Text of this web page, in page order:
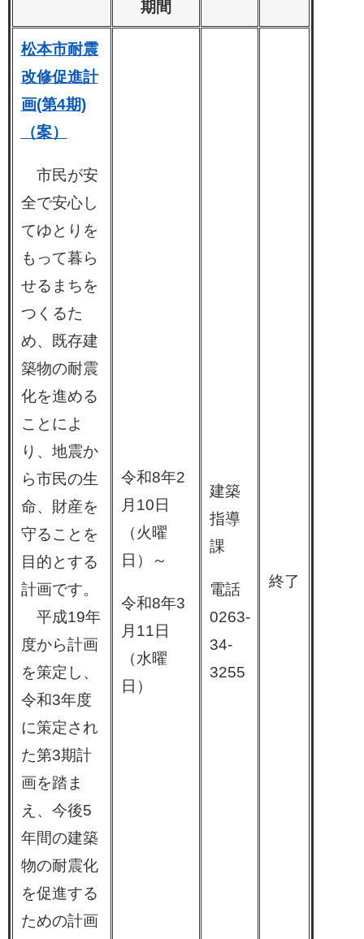
期間
松本市耐震
改修促進計
画(第4期)
（案）
市民が安
全で安心し
てゆとりを
もって暮ら
せるまちを
つくるた
め、既存建
築物の耐震
化を進める
ことによ
り、地震か
ら市民の生
命、財産を
守ることを
目的とする
計画です。
平成19年
度から計画
を策定し、
令和3年度
に策定され
た第3期計
画を踏ま
え、今後5
年間の建築
物の耐震化
を促進する
ための計画
令和8年2
月10日
（火曜
日）～
令和8年3
月11日
（水曜
日）
建築
指導
課
電話
0263-
34-
3255
終了